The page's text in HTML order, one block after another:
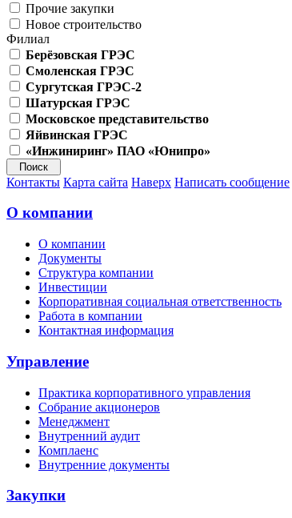
Прочие закупки
Новое строительство
Филиал
Берёзовская ГРЭС
Смоленская ГРЭС
Сургутская ГРЭС-2
Шатурская ГРЭС
Московское представительство
Яйвинская ГРЭС
«Инжиниринг» ПАО «Юнипро»
Контакты Карта сайта Наверх Написать сообщение
О компании
О компании
Документы
Структура компании
Инвестиции
Корпоративная социальная ответственность
Работа в компании
Контактная информация
Управление
Практика корпоративного управления
Собрание акционеров
Менеджмент
Внутренний аудит
Комплаенс
Внутренние документы
Закупки